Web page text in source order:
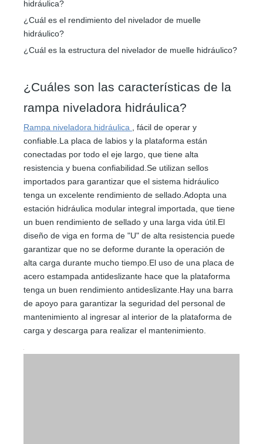
hidráulica?
¿Cuál es el rendimiento del nivelador de muelle
hidráulico?
¿Cuál es la estructura del nivelador de muelle hidráulico?
¿Cuáles son las características de la
rampa niveladora hidráulica?
Rampa niveladora hidráulica
, fácil de operar y
confiable.La placa de labios y la plataforma están
conectadas por todo el eje largo, que tiene alta
resistencia y buena confiabilidad.Se utilizan sellos
importados para garantizar que el sistema hidráulico
tenga un excelente rendimiento de sellado.Adopta una
estación hidráulica modular integral importada, que tiene
un buen rendimiento de sellado y una larga vida útil.El
diseño de viga en forma de "U" de alta resistencia puede
garantizar que no se deforme durante la operación de
alta carga durante mucho tiempo.El uso de una placa de
acero estampada antideslizante hace que la plataforma
tenga un buen rendimiento antideslizante.Hay una barra
de apoyo para garantizar la seguridad del personal de
mantenimiento al ingresar al interior de la plataforma de
carga y descarga para realizar el mantenimiento.